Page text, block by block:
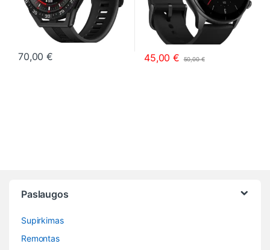
70,00€
This product has multiple variants. The options may be chosen
45,00€ 50,00€
Paslaugos
Supirkimas
Remontas